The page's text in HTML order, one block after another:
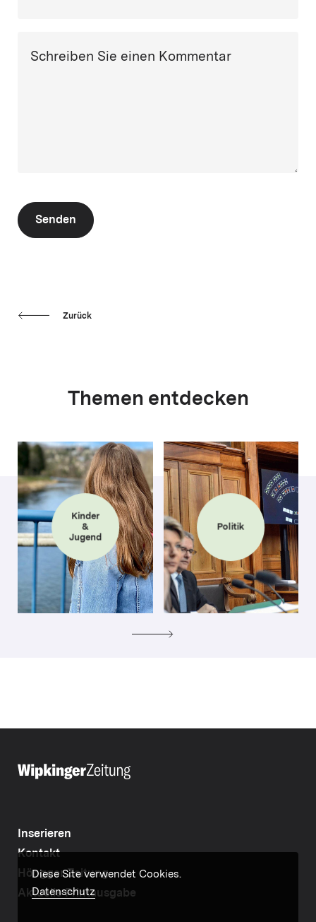
Schreiben Sie einen Kommentar
Senden
Zurück
Themen entdecken
Kinder
&
Jugend
Politik
Inserieren
Kontakt
Höngger Zeitung
Aktuelle Printausgabe
Diese Site verwendet Cookies.
Datenschutz